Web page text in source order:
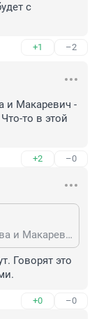
с
+1 –2
и Макаревич -
то в этой
+2 –0
Я одна не понимаю, почему Пугачева и Макаревич - иноагенты, а вы - приличные люди? Что-то в этой железной логике рухнуло
Говорят это
+0 –0